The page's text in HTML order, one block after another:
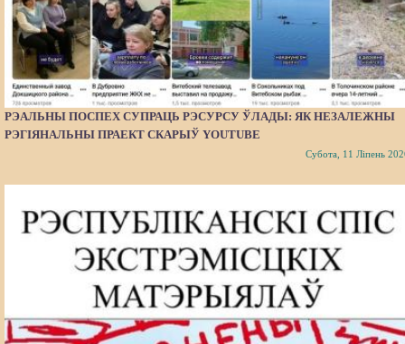
РЭАЛЬНЫ ПОСПЕХ СУПРАЦЬ РЭСУРСУ ЎЛАДЫ: ЯК НЕЗАЛЕЖНЫ
РЭГІЯНАЛЬНЫ ПРАЕКТ СКАРЫЎ YOUTUBE
Субота, 11 Ліпень